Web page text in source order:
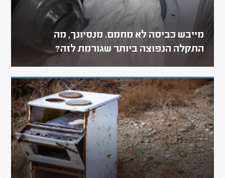
מייבש כביסה לא מחמם. מנסיונך, מה
התקלה הנפוצה ביותר שגורמת לזה?